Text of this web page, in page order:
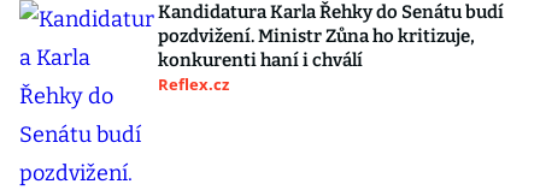
Kandidatura Karla Řehky do Senátu budí
pozdvižení. Ministr Zůna ho kritizuje,
konkurenti haní i chválí
Reflex.cz